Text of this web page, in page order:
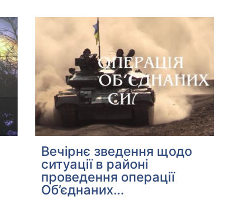
Вечірнє зведення щодо
ситуації в районі
проведення операції
Об’єднаних...